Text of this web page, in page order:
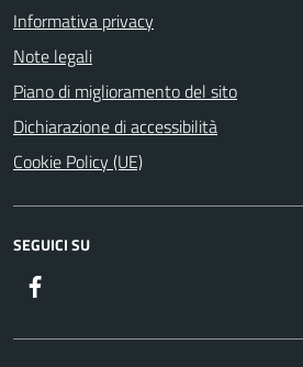
Informativa privacy
Note legali
Piano di miglioramento del sito
Dichiarazione di accessibilità
Cookie Policy (UE)
SEGUICI SU